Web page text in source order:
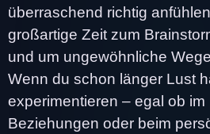
überraschend richtig
großartige Zeit zum
und um ungewöhnliche
Wenn du schon länger Lust
experimentieren – egal ob im
Beziehungen oder beim